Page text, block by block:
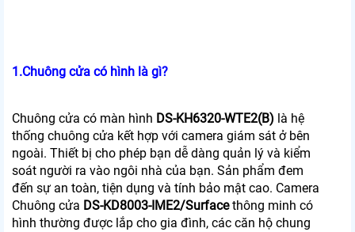
1.Chuông cửa có hình là gì?
Chuông cửa có màn hình DS-KH6320-WTE2(B) là hệ
thống chuông cửa kết hợp với camera giám sát ở bên
ngoài. Thiết bị cho phép bạn dễ dàng quản lý và kiểm
soát người ra vào ngôi nhà của bạn. Sản phẩm đem
đến sự an toàn, tiện dụng và tính bảo mật cao. Camera
Chuông cửa DS-KD8003-IME2/Surfacethông minh có
hình thường được lắp cho gia đình, các căn hộ chung